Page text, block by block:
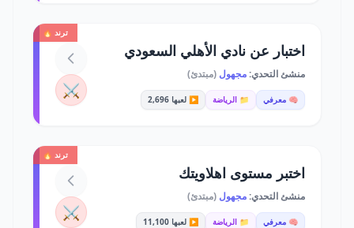
ترند 🔥
اختبار عن نادي الأهلي السعودي
منشئ التحدي:مجهول (مبتدئ)
🧠 معرفي 📁 الرياضة ▶️ لعبها 2,696 ⚔️
ترند 🔥
اختبر مستوى اهلاويتك
منشئ التحدي:مجهول (مبتدئ)
🧠 معرفي 📁 الرياضة ▶️ لعبها 11,100 ⚔️